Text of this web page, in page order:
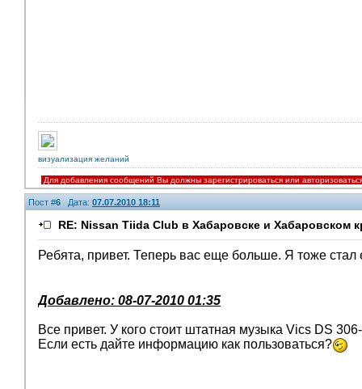
визуализация желаний
Для добавления сообщений Вы должны зарегистрироваться или
Пост #6 Дата: 07.07.2010 18:11
RE: Nissan Tiida Club в Хабаровске и Хабаровском
Ребята, привет. Теперь вас еще больше. Я тоже стал
Добавлено: 08-07-2010 01:35
Все привет. У кого стоит штатная музыка Vics DS
Если есть дайте информацию как пользоваться?